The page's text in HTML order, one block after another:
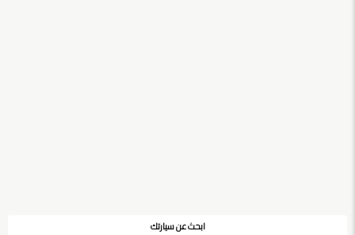
ابحث عن سيارتك